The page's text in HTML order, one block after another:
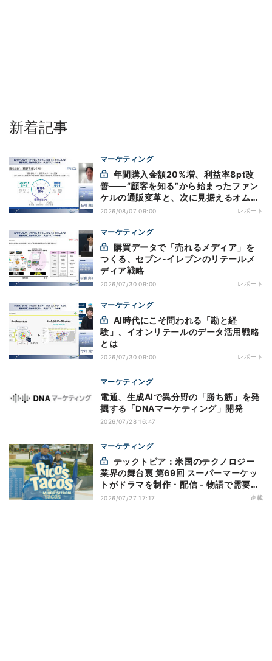
新着記事
マーケティング
善——“顧客を知る”から始まったファン
ケルの通販変革と、次に見据えるオムニ
チャネル
2026/08/07 09:00 レポート
マーケティング
つくる、セブン-イレブンのリテールメ
ディア戦略
2026/07/30 09:00 レポート
マーケティング
験」、イオンリテールのデータ活用戦略
とは
2026/07/30 09:00 レポート
マーケティング
電通、生成AIで異分野の「勝ち筋」を発
掘する「DNAマーケティング」開発
2026/07/28 16:47
マーケティング
業界の舞台裏 第69回 スーパーマーケッ
トがドラマを制作・配信 - 物語で需要を
演出する小売メディア
2026/07/27 17:17 連載